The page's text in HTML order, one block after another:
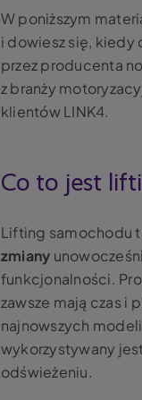
W poniższym
i dowiesz się, kiedy
przez producenta
z branży
klientów LINK4.
Co to jest
Lifting samochodu
zmiany
funkcjonalności.
zawsze mają czas i
najnowszych
wykorzystywany jest
odświeżeniu.